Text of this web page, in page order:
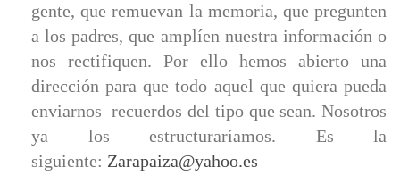
gente, que remuevan la memoria, que pregunten
a los padres, que amplíen nuestra información o
nos rectifiquen. Por ello hemos abierto una
dirección para que todo aquel que quiera pueda
enviarnos recuerdos del tipo que sean. Nosotros
ya los estructuraríamos. Es la
siguiente: Zarapaiza@yahoo.es